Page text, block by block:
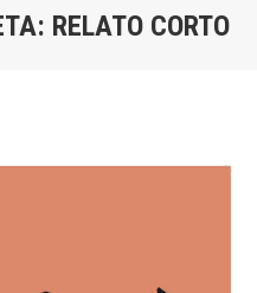
RELATO CORTO